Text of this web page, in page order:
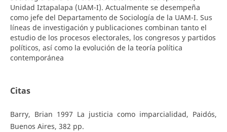
Unidad Iztapalapa (UAM-I). Actualmente se desempeña
como jefe del Departamento de Sociología de la UAM-I. Sus
líneas de investigación y publicaciones combinan tanto el
estudio de los procesos electorales, los congresos y partidos
políticos, así como la evolución de la teoría política
contemporánea
Citas
Barry, Brian 1997 La justicia como imparcialidad, Paidós,
Buenos Aires, 382 pp.